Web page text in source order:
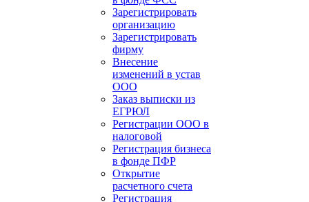
Зарегистрировать
организацию
Зарегистрировать
фирму
Внесение
изменений в устав
ООО
Заказ выписки из
ЕГРЮЛ
Регистрации ООО в
налоговой
Регистрация бизнеса
в фонде ПФР
Открытие
расчетного счета
Регистрация